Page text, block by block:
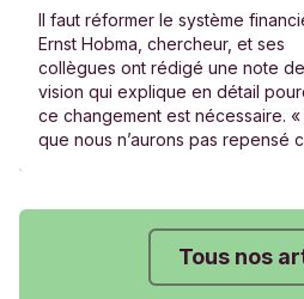
Il faut réformer le système
Ernst Hobma, chercheur, et ses
collègues ont rédigé une note de
vision qui explique en détail
ce changement est nécessaire. «
que nous n’aurons pas repensé
Tous nos